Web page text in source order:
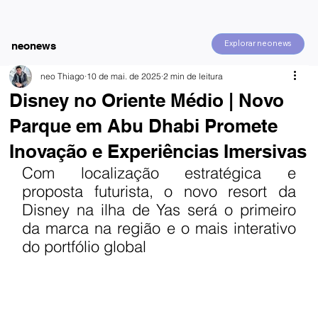
Explorar neonews
neonews
Disney no Oriente Médio | Novo
Parque em Abu Dhabi Promete
Inovação e Experiências Imersivas
neo Thiago 10 de mai. de 2025 2 min de leitura
Com localização estratégica e
proposta futurista, o novo resort da
Disney na ilha de Yas será o primeiro
da marca na região e o mais interativo
do portfólio global